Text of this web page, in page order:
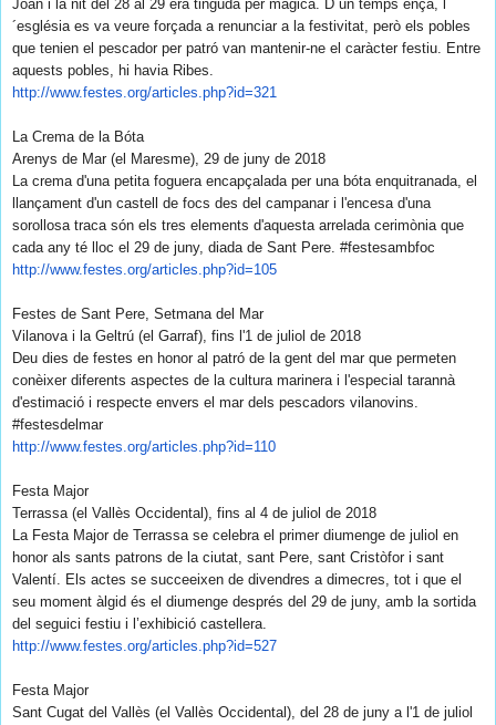
Joan i la nit del 28 al 29 era tinguda per màgica. D´un temps ençà, l
´església es va veure forçada a renunciar a la festivitat, però els pobles
que tenien el pescador per patró van mantenir-ne el caràcter festiu. Entre
aquests pobles, hi havia Ribes.
http://www.festes.org/articles.php?id=321
La Crema de la Bóta
Arenys de Mar (el Maresme), 29 de juny de 2018
La crema d'una petita foguera encapçalada per una bóta enquitranada, el
llançament d'un castell de focs des del campanar i l'encesa d'una
sorollosa traca són els tres elements d'aquesta arrelada cerimònia que
cada any té lloc el 29 de juny, diada de Sant Pere. #festesambfoc
http://www.festes.org/articles.php?id=105
Festes de Sant Pere, Setmana del Mar
Vilanova i la Geltrú (el Garraf), fins l'1 de juliol de 2018
Deu dies de festes en honor al patró de la gent del mar que permeten
conèixer diferents aspectes de la cultura marinera i l'especial tarannà
d'estimació i respecte envers el mar dels pescadors vilanovins.
#festesdelmar
http://www.festes.org/articles.php?id=110
Festa Major
Terrassa (el Vallès Occidental), fins al 4 de juliol de 2018
La Festa Major de Terrassa se celebra el primer diumenge de juliol en
honor als sants patrons de la ciutat, sant Pere, sant Cristòfor i sant
Valentí. Els actes se succeeixen de divendres a dimecres, tot i que el
seu moment àlgid és el diumenge després del 29 de juny, amb la sortida
del seguici festiu i l’exhibició castellera.
http://www.festes.org/articles.php?id=527
Festa Major
Sant Cugat del Vallès (el Vallès Occidental), del 28 de juny a l'1 de juliol